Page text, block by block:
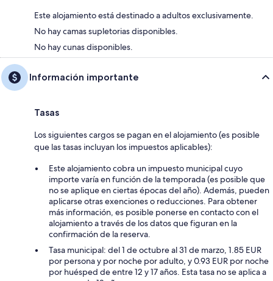
Este alojamiento está destinado a adultos exclusivamente.
No hay camas supletorias disponibles.
No hay cunas disponibles.
Información importante
Tasas
Los siguientes cargos se pagan en el alojamiento (es posible
que las tasas incluyan los impuestos aplicables):
Este alojamiento cobra un impuesto municipal cuyo
importe varía en función de la temporada (es posible que
no se aplique en ciertas épocas del año). Además, pueden
aplicarse otras exenciones o reducciones. Para obtener
más información, es posible ponerse en contacto con el
alojamiento a través de los datos que figuran en la
confirmación de la reserva.
Tasa municipal: del 1 de octubre al 31 de marzo, 1.85 EUR
por persona y por noche por adulto, y 0.93 EUR por noche
por huésped de entre 12 y 17 años. Esta tasa no se aplica a